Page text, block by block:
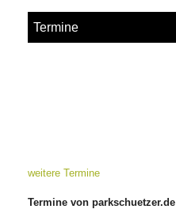
Termine
weitere Termine
Termine von parkschuetzer.de